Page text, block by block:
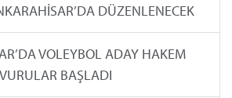
DÜZENLENECEK
VOLEYBOL ADAY HAKEM
BAŞLADI